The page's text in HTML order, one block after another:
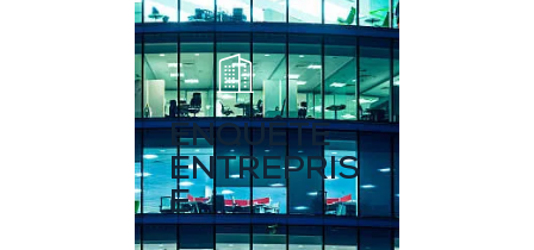
ENQUÊTE
ENTREPRIS
E